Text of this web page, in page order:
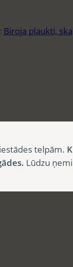
Biroja plaukti,
telpām.
Lūdzu